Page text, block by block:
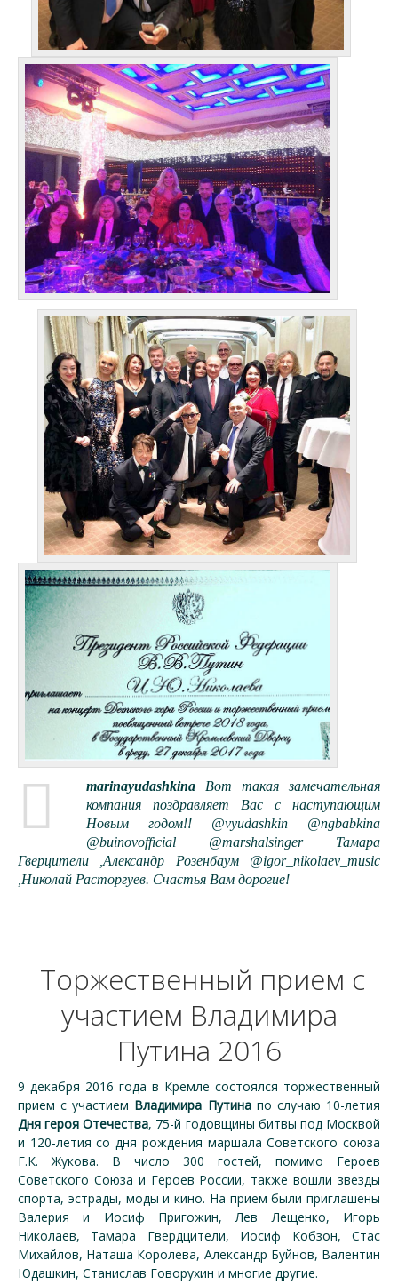
marinayudashkina Вот такая замечательная
компания поздравляет Вас с наступающим
Новым годом!! @vyudashkin @ngbabkina
@buinovofficial @marshalsinger Тамара
Гверцители ,Александр Розенбаум @igor_nikolaev_music
,Николай Расторгуев. Счастья Вам дорогие!
Торжественный прием с
участием Владимира
Путина 2016
9 декабря 2016 года в Кремле состоялся торжественный
прием с участием Владимира Путинапо случаю 10-летия
Дня героя Отечества, 75-й годовщины битвы под Москвой
и 120-летия со дня рождения маршала Советского союза
Г.К. Жукова. В число 300 гостей, помимо Героев
Советского Союза и Героев России, также вошли звезды
спорта, эстрады, моды и кино. На прием были приглашены
Валерия и Иосиф Пригожин, Лев Лещенко, Игорь
Николаев, Тамара Гвердцители, Иосиф Кобзон, Стас
Михайлов, Наташа Королева, Александр Буйнов, Валентин
Юдашкин, Станислав Говорухин и многие другие.